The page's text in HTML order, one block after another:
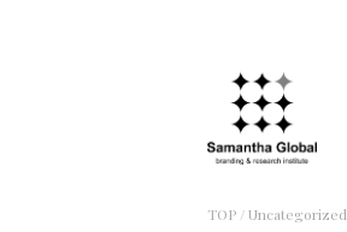
TOP /Uncategorized